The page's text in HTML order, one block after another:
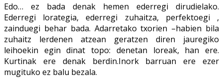
Edo… ez bada denak hemen ederregi dirudielako.
Ederregi lorategia, ederregi zuhaitza, perfektoegi ,
zainduegi behar bada. Adarretako txorien –habien bila
zuhaitz lerdenen atzean geratzen diren jauregiko
leihoekin egin dinat topo: denetan loreak, han ere.
Kurtinak ere denak berdin.Inork barruan ere ezer
mugituko ez balu bezala.